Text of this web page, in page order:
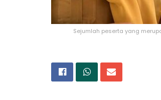
Sejumlah peserta yang